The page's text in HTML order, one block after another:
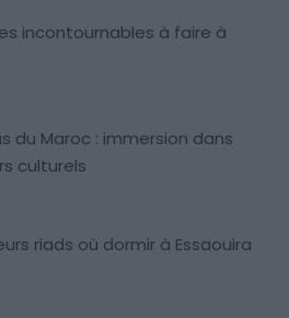
incontournables à faire à
du Maroc : immersion dans
culturels
riads où dormir à Essaouira